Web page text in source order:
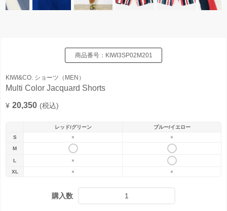
商品番号： KIWI3SP02M201
KIWI&CO. ショーツ（MEN）
Multi Color Jacquard Shorts
¥ 20,350 (税込)
レッド/グリーン
ブルー/イエロー
S
×
×
M
L
×
XL
× ×
購入数